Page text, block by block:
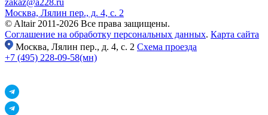
Москва, Лялин пер., д. 4, с. 2
© Altair 2011-2026 Все права защищены.
Соглашение на обработку персональных данных. Карта сайта
Москва, Лялин пер., д. 4, с. 2 Схема проезда
+7 (495) 228-09-58(мн)